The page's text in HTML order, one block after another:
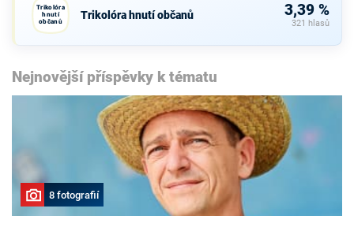
Trikolóra
hnutí
občanů
Trikolóra hnutí občanů 3,39 %
321 hlasů
Nejnovější příspěvky k tématu
8 fotografií